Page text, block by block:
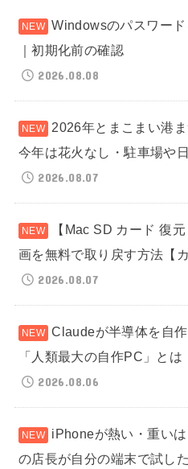
Windowsのパスワー
｜初期化前の確認
2026.08.08
2026年とまこまい港
今年は花火なし・駐車場や
2026.08.07
【Mac SD カード 復
画を無料で取り戻す方法【
2026.08.07
Claudeが半導体を自
「人類最大の自作PC」とは
2026.08.06
iPhoneが熱い・重い
の店長が自分の端末で試し